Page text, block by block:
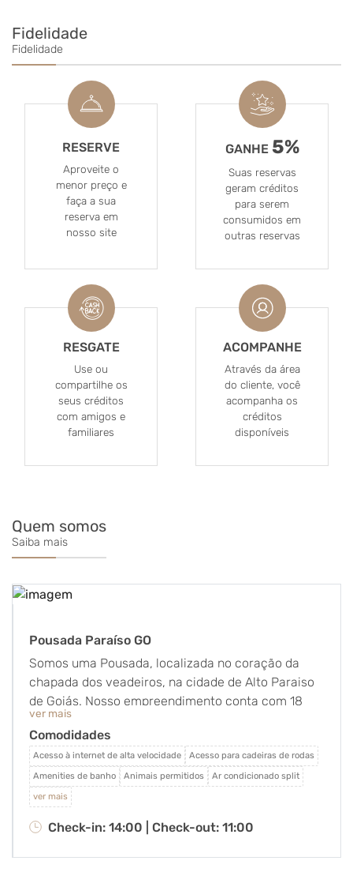
Fidelidade
Fidelidade
RESERVE
Aproveite o
menor preço e
faça a sua
reserva em
nosso site
GANHE 5%
Suas reservas
geram créditos
para serem
consumidos em
outras reservas
RESGATE
Use ou
compartilhe os
seus créditos
com amigos e
familiares
ACOMPANHE
Através da área
do cliente, você
acompanha os
créditos
disponíveis
Quem somos
Saiba mais
Pousada Paraíso GO
Somos uma Pousada, localizada no coração da
chapada dos veadeiros, na cidade de Alto Paraiso
de Goiás. Nosso empreendimento conta com 18
suites, piscina, churrasqueira, restaurante e
estacionamento, tudo projetado com carinho e
dedicação para proporcionar momentos especiais
de lazer e descanso, a um preço acessível. A
construção de nossa pousada foi toda com
limpa, além de comprometidos com o meio
ver mais
Comodidades
Acesso à internet de alta velocidade
Acesso para cadeiras de rodas
Amenities de banho
Animais permitidos
Ar condicionado split
ver mais
Check-in: 14:00 | Check-out: 11:00